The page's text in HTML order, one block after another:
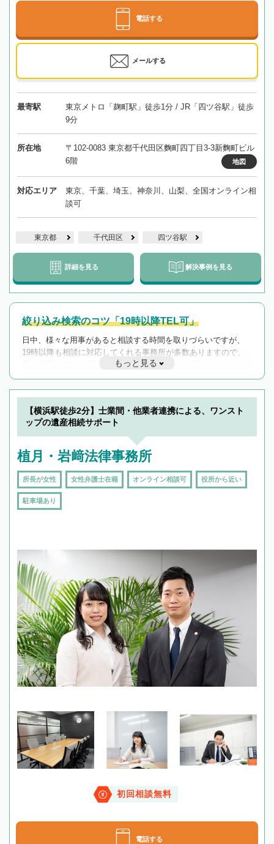
電話する
メールする
最寄駅
東京メトロ「麹町駅」徒歩1分 / JR「四ツ谷駅」徒歩
9分
所在地
〒102-0083 東京都千代田区麴町四丁目3-3新麴町ビル
6階
地図
対応エリア
東京、千葉、埼玉、神奈川、山梨、全国オンライン相
談可
東京都 千代田区 四ツ谷駅
詳細を見る 解決事例を見る
絞り込み検索のコツ「19時以降TEL可」
日中、様々な用事があると相談する時間を取りづらいですが、
19時以降も相談に対応してくれる事務所が多数ありますので、
遅い時間の相談が増えそうな場合はそのような事務所に絞り込
んで検索してみましょう。
19時以降TEL可の条件
を加えて再検索
もっと見る
【横浜駅徒歩2分】士業間・他業者連携による、ワンスト
ップの遺産相続サポート
植月・岩﨑法律事務所
所長が女性 女性弁護士在籍 オンライン相談可 役所から近い
駐車場あり
初回相談無料
電話する